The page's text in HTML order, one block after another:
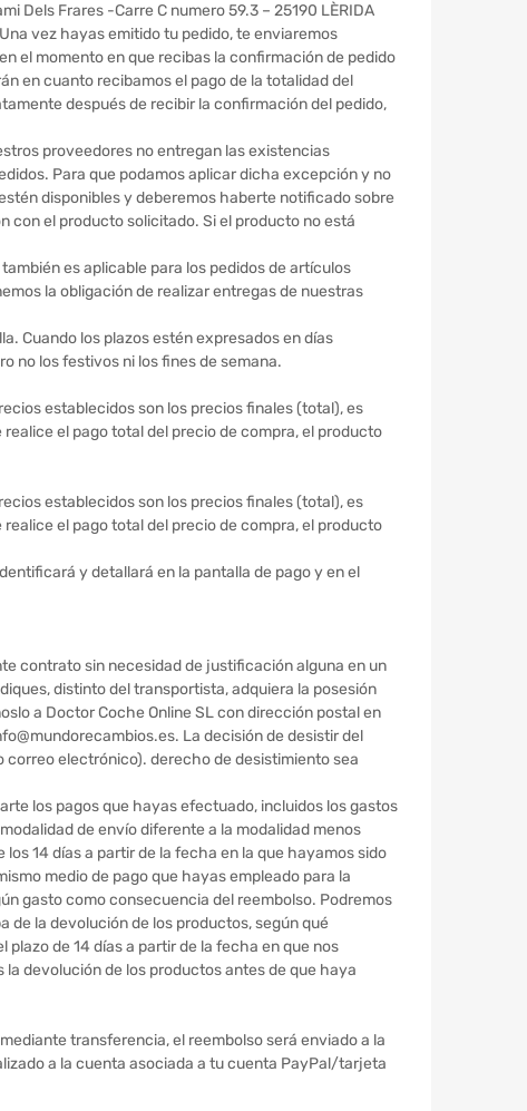
Dels Frares -Carre C numero 59.3 – 25190 LÈRIDA
vez hayas emitido tu pedido, te enviaremos
el momento en que recibas la confirmación de pedido
en cuanto recibamos el pago de la totalidad del
después de recibir la confirmación del pedido,
proveedores no entregan las existencias
Para que podamos aplicar dicha excepción y no
disponibles y deberemos haberte notificado sobre
con el producto solicitado. Si el producto no está
es aplicable para los pedidos de artículos
la obligación de realizar entregas de nuestras
Cuando los plazos estén expresados en días
no los festivos ni los fines de semana.
establecidos son los precios finales (total), es
el pago total del precio de compra, el producto
establecidos son los precios finales (total), es
el pago total del precio de compra, el producto
y detallará en la pantalla de pago y en el
contrato sin necesidad de justificación alguna en un
distinto del transportista, adquiera la posesión
a Doctor Coche Online SL con dirección postal en
La decisión de desistir del
electrónico). derecho de desistimiento sea
los pagos que hayas efectuado, incluidos los gastos
de envío diferente a la modalidad menos
14 días a partir de la fecha en la que hayamos sido
medio de pago que hayas empleado para la
gasto como consecuencia del reembolso. Podremos
la devolución de los productos, según qué
de 14 días a partir de la fecha en que nos
devolución de los productos antes de que haya
transferencia, el reembolso será enviado a la
a la cuenta asociada a tu cuenta PayPal/tarjeta